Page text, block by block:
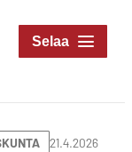
21.4.2026